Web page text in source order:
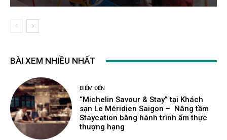
BÀI XEM NHIỀU NHẤT
ĐIỂM ĐẾN
“Michelin Savour & Stay” tại Khách
sạn Le Méridien Saigon – Nâng tầm
Staycation bằng hành trình ẩm thực
thượng hạng